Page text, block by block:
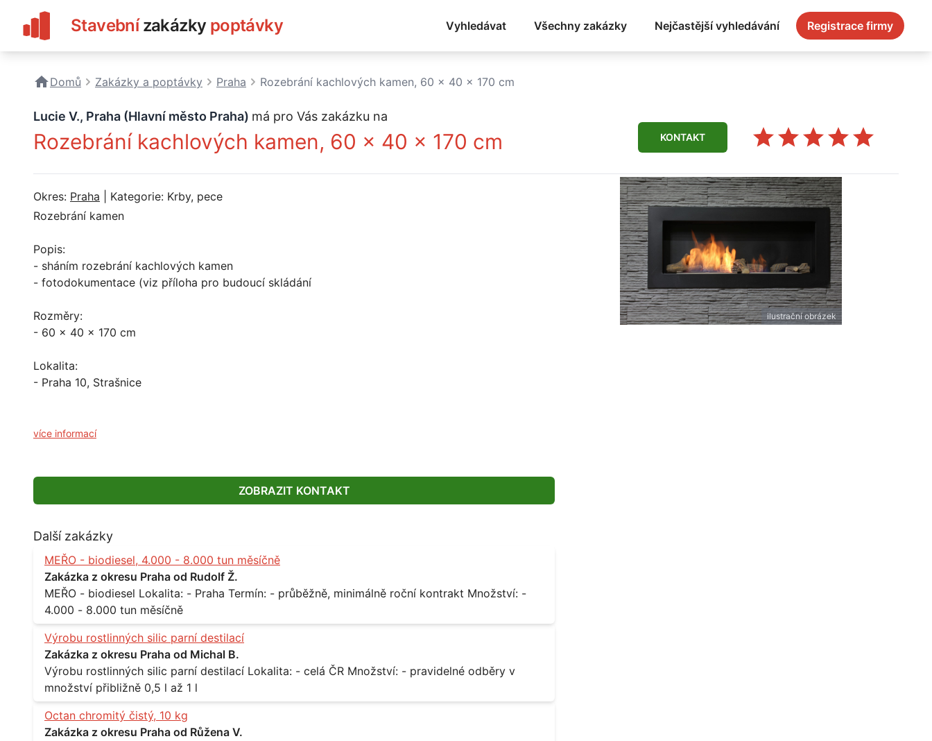
Stavební zakázky poptávky Vyhledávat Všechny zakázky Nejčastější vyhledávání Registrace firmy
Domů Zakázky a poptávky Praha Rozebrání kachlových kamen, 60 x 40 x 170 cm
Lucie V., Praha (Hlavní město Praha) má pro Vás zakázku na
Rozebrání kachlových kamen, 60 x 40 x 170 cm KONTAKT
Okres: Praha | Kategorie: Krby, pece
Rozebrání kamen
Popis:
- sháním rozebrání kachlových kamen
- fotodokumentace (viz příloha pro budoucí skládání
Rozměry:
- 60 x 40 x 170 cm
Lokalita:
- Praha 10, Strašnice
více informací
ZOBRAZIT KONTAKT
Další zakázky
MEŘO - biodiesel, 4.000 - 8.000 tun měsíčně
Zakázka z okresu Praha od Rudolf Ž.
MEŘO - biodiesel Lokalita: - Praha Termín: - průběžně, minimálně roční kontrakt Množství: -
4.000 - 8.000 tun měsíčně
Výrobu rostlinných silic parní destilací
Zakázka z okresu Praha od Michal B.
Výrobu rostlinných silic parní destilací Lokalita: - celá ČR Množství: - pravidelné odběry v
množství přibližně 0,5 l až 1 l
Octan chromitý čistý, 10 kg
Zakázka z okresu Praha od Růžena V.
ilustrační obrázek